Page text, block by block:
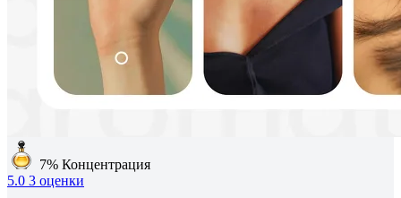
7% Концентрация
5.0 3 оценки